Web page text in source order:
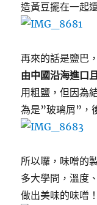
造黃豆擺在一起
再來的話是鹽巴
由中國沿海進口
用粗鹽，但因為
為是”玻璃屑”，
所以囉，味噌的
多大學問，溫度
做出美味的味噌！